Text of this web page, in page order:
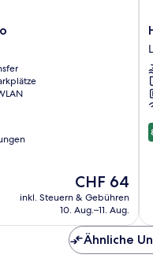
Der
Preis
beträgt
CHF 64
inkl. Steuern & Gebühren
10. Aug.–11. Aug.
Ähnliche